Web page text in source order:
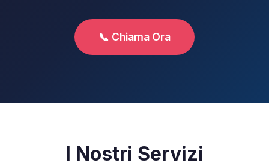
📞 Chiama Ora
I Nostri Servizi